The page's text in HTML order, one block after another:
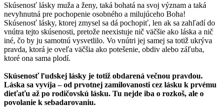
Skúsenosť lásky muža a ženy, taká bohatá na svoj význam a taká
nevyhnutná pre pochopenie osobného a milujúceho Boha!
Skúsenosť lásky, ktorej zmysel sa dá pochopiť, len ak sa zahľadí do
vnútra tejto skúsenosti, pretože neexistuje nič väčšie ako láska a nič
iné, čo by ju samotnú vysvetlilo. Vo vnútri jej samej sa totiž ukrýva
pravda, ktorá je oveľa väčšia ako potešenie, obdiv alebo záľuba,
ktoré ona sama plodí.
Skúsenosť ľudskej lásky je totiž obdarená večnou pravdou.
Láska sa vyvíja – od prvotnej zamilovanosti cez lásku k prvému
dieťaťu až po rodičovskú lásku. Tu nejde iba o rozkoš, ale o
povolanie k sebadarovaniu.